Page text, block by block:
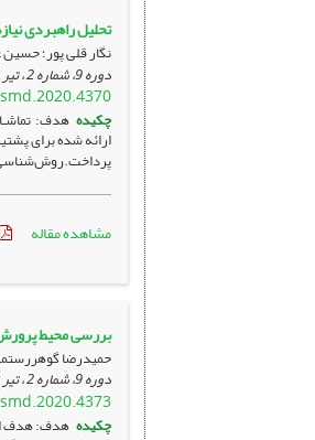
تحلیل راهبردی
نگار قلی پور؛
دوره 9، شماره 2 ، تیر 1399، صفحه
چکیده هدف:
ارائه شده برای
مشاهده مقاله
بررسی محیط
حمیدرضا
دوره 9، شماره 2 ، تیر 1399، صفحه
چکیده هدف: هدف